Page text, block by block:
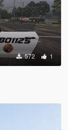
572 1